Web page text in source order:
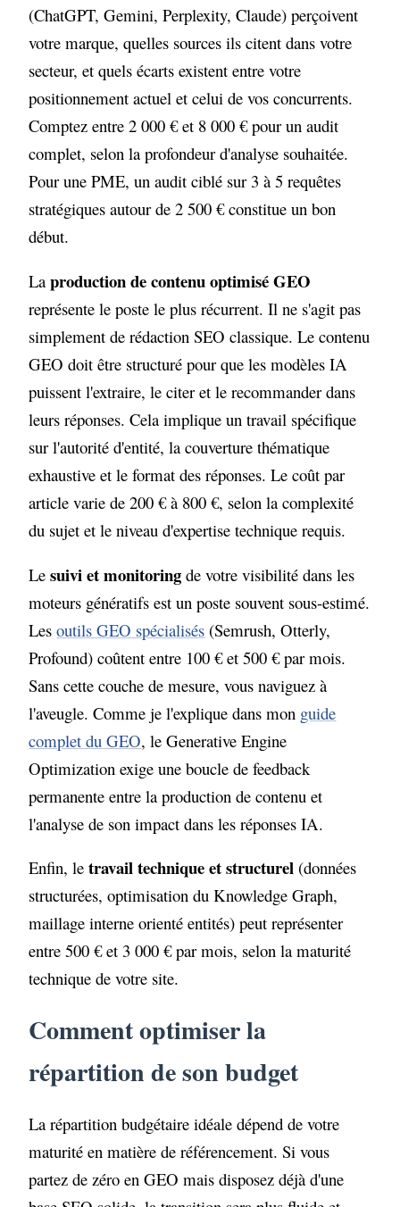
(ChatGPT, Gemini, Perplexity, Claude) perçoivent
votre marque, quelles sources ils citent dans votre
secteur, et quels écarts existent entre votre
positionnement actuel et celui de vos concurrents.
Comptez entre 2 000 € et 8 000 € pour un audit
complet, selon la profondeur d'analyse souhaitée.
Pour une PME, un audit ciblé sur 3 à 5 requêtes
stratégiques autour de 2 500 € constitue un bon
début.
Laproduction de contenu optimisé GEO
représente le poste le plus récurrent. Il ne s'agit pas
simplement de rédaction SEO classique. Le contenu
GEO doit être structuré pour que les modèles IA
puissent l'extraire, le citer et le recommander dans
leurs réponses. Cela implique un travail spécifique
sur l'autorité d'entité, la couverture thématique
exhaustive et le format des réponses. Le coût par
article varie de 200 € à 800 €, selon la complexité
du sujet et le niveau d'expertise technique requis.
Lesuivi et monitoring de votre visibilité dans les
moteurs génératifs est un poste souvent sous-estimé.
Lesoutils GEO spécialisés (Semrush, Otterly,
Profound) coûtent entre 100 € et 500 € par mois.
Sans cette couche de mesure, vous naviguez à
l'aveugle. Comme je l'explique dans mon guide
complet du GEO, le Generative Engine
Optimization exige une boucle de feedback
permanente entre la production de contenu et
l'analyse de son impact dans les réponses IA.
Enfin, letravail technique et structurel (données
structurées, optimisation du Knowledge Graph,
maillage interne orienté entités) peut représenter
entre 500 € et 3 000 € par mois, selon la maturité
technique de votre site.
Comment optimiser la
répartition de son budget
La répartition budgétaire idéale dépend de votre
maturité en matière de référencement. Si vous
partez de zéro en GEO mais disposez déjà d'une